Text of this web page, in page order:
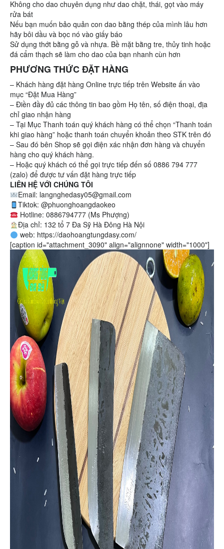
Không cho dao chuyên dụng như dao chặt, thái, gọt vào máy
rửa bát
Nếu bạn muốn bảo quản con dao bằng thép của mình lâu hơn
hãy bôi dầu và bọc nó vào giấy báo
Sử dụng thớt bằng gỗ và nhựa. Bề mặt bằng tre, thủy tinh hoặc
đá cẩm thạch sẽ làm cho dao của bạn nhanh cùn hơn
PHƯƠNG THỨC ĐẶT HÀNG
– Khách hàng đặt hàng Online trực tiếp trên Website ấn vào
mục “Đặt Mua Hàng”
– Điền đầy đủ các thông tin bao gồm Họ tên, số điện thoại, địa
chỉ giao nhận hàng
– Tại Mục Thanh toán quý khách hàng có thể chọn “Thanh toán
khi giao hàng” hoặc thanh toán chuyển khoản theo STK trên đó
– Sau đó bên Shop sẽ gọi điện xác nhận đơn hàng và chuyển
hàng cho quý khách hàng.
– Hoặc quý khách có thể gọi trực tiếp đến số 0886 794 777
(zalo) để được tư vấn đặt hàng trực tiếp
LIÊN HỆ VỚI CHÚNG TÔI
Email: langnghedasy05@gmail.com
Tiktok: @phuonghoangdaokeo
Hotline: 0886794777 (Ms Phượng)
Địa chỉ: 132 tổ 7 Đa Sỹ Hà Đông Hà Nội
web: https://daohoangtungdasy.com/
[caption id="attachment_3090" align="alignnone" width="1000"]